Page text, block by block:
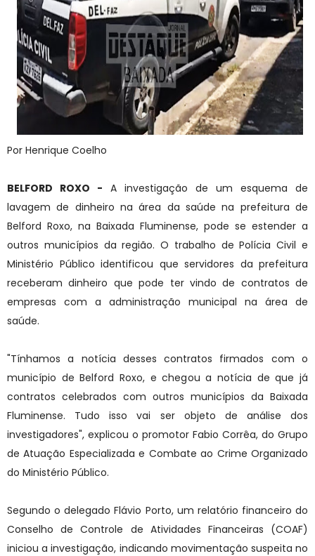
Por Henrique Coelho
BELFORD ROXO - A investigação de um esquema de
lavagem de dinheiro na área da saúde na prefeitura de
Belford Roxo, na Baixada Fluminense, pode se estender a
outros municípios da região. O trabalho de Polícia Civil e
Ministério Público identificou que servidores da prefeitura
receberam dinheiro que pode ter vindo de contratos de
empresas com a administração municipal na área de
saúde.
"Tínhamos a notícia desses contratos firmados com o
município de Belford Roxo, e chegou a notícia de que já
contratos celebrados com outros municípios da Baixada
Fluminense. Tudo isso vai ser objeto de análise dos
investigadores", explicou o promotor Fabio Corrêa, do Grupo
de Atuação Especializada e Combate ao Crime Organizado
do Ministério Público.
Segundo o delegado Flávio Porto, um relatório financeiro do
Conselho de Controle de Atividades Financeiras (COAF)
iniciou a investigação, indicando movimentação suspeita no